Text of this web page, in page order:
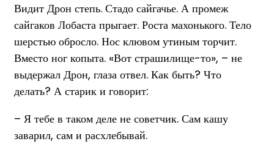
Видит Дрон степь. Стадо сайгачье. А промеж
сайгаков Лобаста прыгает. Роста махонького. Тело
шерстью обросло. Нос клювом утиным торчит.
Вместо ног копыта. «Вот страшилище-то», – не
выдержал Дрон, глаза отвел. Как быть? Что
делать? А старик и говорит:
– Я тебе в таком деле не советчик. Сам кашу
заварил, сам и расхлебывай.